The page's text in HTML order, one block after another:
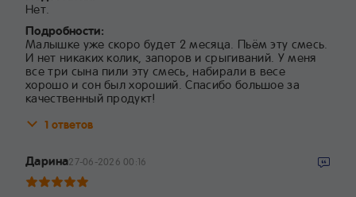
Нет.
Подробности:
Малышке уже скоро будет 2 месяца. Пьём эту смесь.
И нет никаких колик, запоров и срыгиваний. У меня
все три сына пили эту смесь, набирали в весе
хорошо и сон был хороший. Спасибо большое за
качественный продукт!
1 ответов
Дарина27-06-2026 00:16